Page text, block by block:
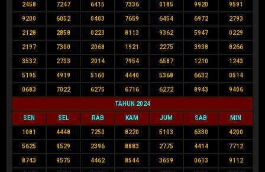
2458 7247 6415 7336 0185 9920 9591
9200 6052 0403 7659 6454 6972 2793
2128 2858 0223 8113 9362 5947 0229
2197 7300 2068 1921 2275 3938 8266
3532 2733 2014 7954 6587 1210 1243
5195 4919 5160 4440 5368 6632 0514
0683 7022 6275 6716 6272 8943 9406
TAHUN 2024
SEN SEL RAB KAM JUM SAB MIN
1081 4448 7250 8220 5103 6330 4200
5625 9529 2396 8883 2775 4414 7712
8743 9575 4462 8544 3659 0613 9112